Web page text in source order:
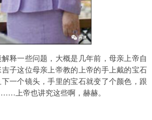
释一些问题，大概是几年前，母亲上帝自
子这位母亲上帝教的上帝的手上戴的宝石
一个镜头，手里的宝石就变了个颜色，跟
上帝也讲究这些啊，赫赫。